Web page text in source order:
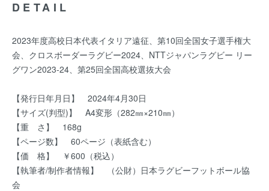
DETAIL
2023年度高校日本代表イタリア遠征、第10回全国女子選手権大
会、クロスボーダーラグビー2024、NTTジャパンラグビー リー
グワン2023‐24、第25回全国高校選抜大会
【発行日年月日】 2024年4月30日
【サイズ(判型)】 A4変形（282㎜×210㎜）
【重 さ】 168g
【ページ数】 60ページ（表紙含む）
【価 格】 ￥600（税込）
【執筆者/制作者情報】 （公財）日本ラグビーフットボール協
会